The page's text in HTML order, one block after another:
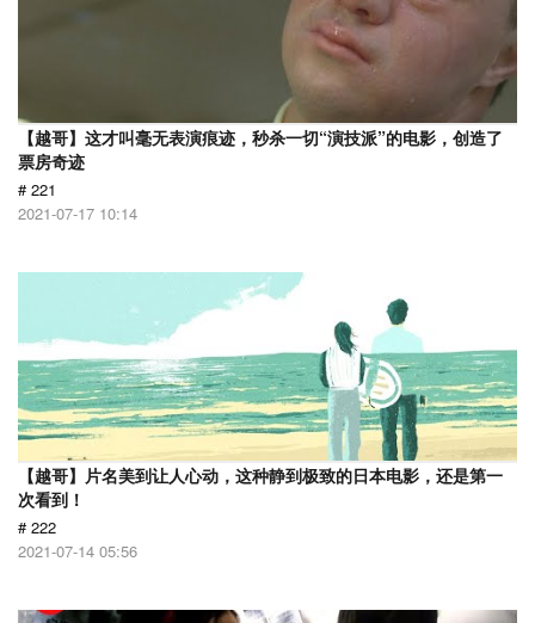
【越哥】这才叫毫无表演痕迹，秒杀一切“演技派”的电影，创造了
票房奇迹
# 221
2021-07-17 10:14
【越哥】片名美到让人心动，这种静到极致的日本电影，还是第一
次看到！
# 222
2021-07-14 05:56